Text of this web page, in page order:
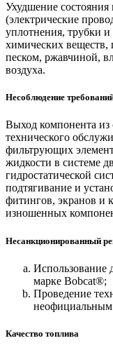
Ухудшение
(электрические
уплотнения, трубки
химических веществ,
песком, ржавчиной,
воздуха.
Несоблюдение
Выход компонента из
технического
фильтрующих
жидкости в системе
гидростатической
подтягивание и
фитингов, экранов и
изношенных
Несанкционированный
Использование
марке Bobcat®;
Проведение
Качество топлива